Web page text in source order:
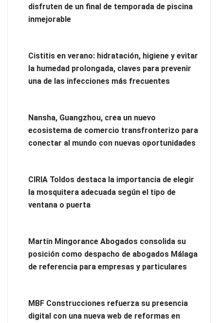
Enfermedad de Lyme crónico: cuándo considerar un
tratamiento de choque
disfruten de un final de temporada de piscina
inmejorable
Cistitis en verano: hidratación, higiene y evitar
la humedad prolongada, claves para prevenir
una de las infecciones más frecuentes
Nansha, Guangzhou, crea un nuevo
ecosistema de comercio transfronterizo para
conectar al mundo con nuevas oportunidades
CIRIA Toldos destaca la importancia de elegir
la mosquitera adecuada según el tipo de
ventana o puerta
Martín Mingorance Abogados consolida su
posición como despacho de abogados Málaga
de referencia para empresas y particulares
MBF Construcciones refuerza su presencia
digital con una nueva web de reformas en